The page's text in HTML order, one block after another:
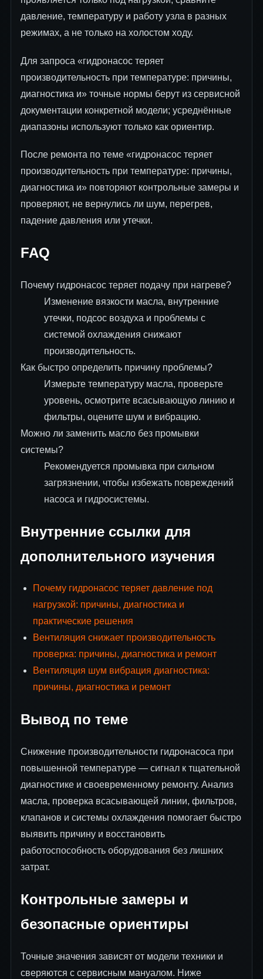
давление, температуру и работу узла в разных
режимах, а не только на холостом ходу.
Для запроса «гидронасос теряет
производительность при температуре: причины,
диагностика и» точные нормы берут из сервисной
документации конкретной модели; усреднённые
диапазоны используют только как ориентир.
После ремонта по теме «гидронасос теряет
производительность при температуре: причины,
диагностика и» повторяют контрольные замеры и
проверяют, не вернулись ли шум, перегрев,
падение давления или утечки.
FAQ
Почему гидронасос теряет подачу при нагреве?
Изменение вязкости масла, внутренние
утечки, подсос воздуха и проблемы с
системой охлаждения снижают
производительность.
Как быстро определить причину проблемы?
Измерьте температуру масла, проверьте
уровень, осмотрите всасывающую линию и
фильтры, оцените шум и вибрацию.
Можно ли заменить масло без промывки
системы?
Рекомендуется промывка при сильном
загрязнении, чтобы избежать повреждений
насоса и гидросистемы.
Внутренние ссылки для
дополнительного изучения
Почему гидронасос теряет давление под
нагрузкой: причины, диагностика и
практические решения
Вентиляция снижает производительность
проверка: причины, диагностика и ремонт
Вентиляция шум вибрация диагностика:
причины, диагностика и ремонт
Вывод по теме
Снижение производительности гидронасоса при
повышенной температуре — сигнал к тщательной
диагностике и своевременному ремонту. Анализ
масла, проверка всасывающей линии, фильтров,
клапанов и системы охлаждения помогает быстро
выявить причину и восстановить
работоспособность оборудования без лишних
затрат.
Контрольные замеры и
безопасные ориентиры
Точные значения зависят от модели техники и
сверяются с сервисным мануалом. Ниже